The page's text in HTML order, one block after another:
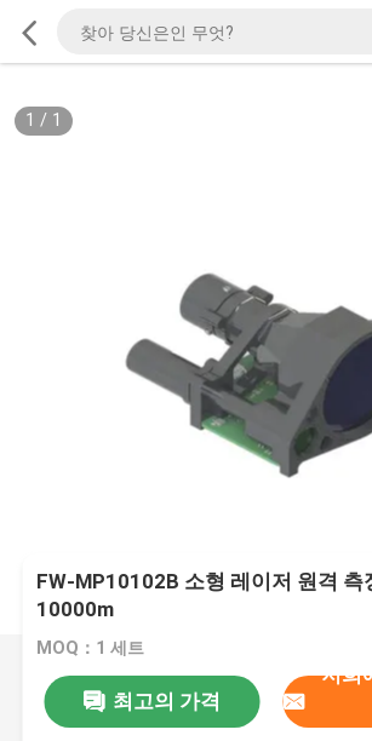
1 / 1
FW-MP10102B 소형 레이저 원격 측
10000m
MOQ：1 세트
최고의 가격
저희